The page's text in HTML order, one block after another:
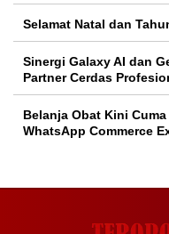
Selamat Natal dan
Sinergi Galaxy AI dan
Partner Cerdas
Belanja Obat Kini
WhatsApp Commerce